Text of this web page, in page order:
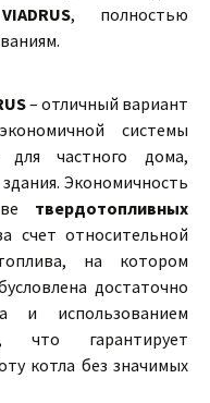
, полностью
– отличный вариант
системы
для частного дома,
Экономичность
твердотопливных
счет относительной
на котором
достаточно
и использованием
что гарантирует
котла без значимых